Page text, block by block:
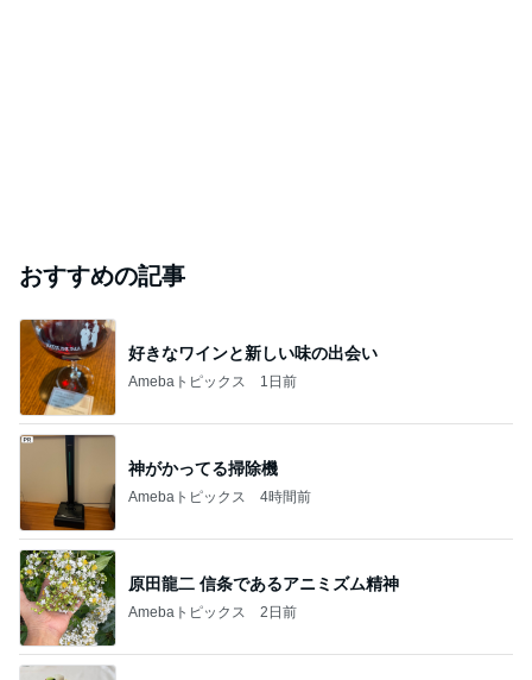
おすすめの記事
好きなワインと新しい味の出会い
Amebaトピックス 1日前
神がかってる掃除機
Amebaトピックス 4時間前
原田龍二 信条であるアニミズム精神
Amebaトピックス 2日前